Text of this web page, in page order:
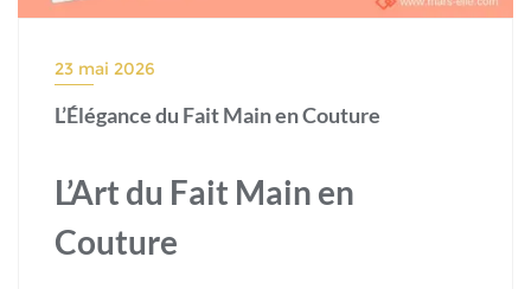
23 mai 2026
L’Élégance du Fait Main en Couture
L’Art du Fait Main en
Couture